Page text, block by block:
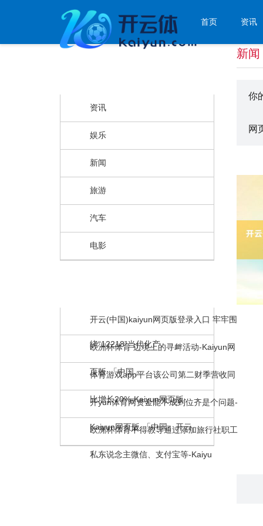
首页 资讯
资讯
娱乐
新闻
旅游
汽车
电影
开云(中国)kaiyun网页版登录入口 牢牢围
绕“12218”当代化产
欧洲杯体育 边境上的寻衅活动-Kaiyun网
页版·「中国」
体育游戏app平台该公司第二财季营收同
比增长20%-Kaiyun网页版·
开yun体育网资金能不成到位齐是个问题-
Kaiyun网页版·「中国」开云
欧洲杯体育不得教导通过添加旅行社职工
私东说念主微信、支付宝等-Kaiyu
新闻
你
网